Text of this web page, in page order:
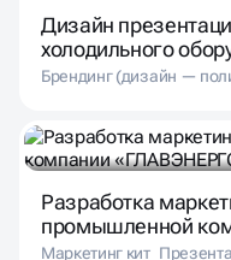
Дизайн
холодильного
Брендинг (дизайн —
Разработка
промышленной
Маркетинг кит